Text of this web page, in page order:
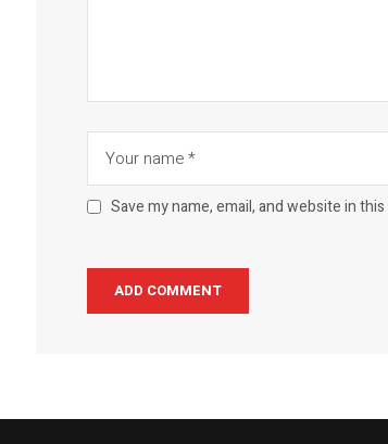
Save my name, email, and website in